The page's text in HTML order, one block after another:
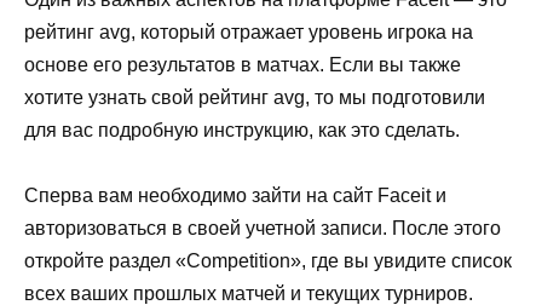
рейтинг avg, который отражает уровень игрока на
основе его результатов в матчах. Если вы также
хотите узнать свой рейтинг avg, то мы подготовили
для вас подробную инструкцию, как это сделать.
Сперва вам необходимо зайти на сайт Faceit и
авторизоваться в своей учетной записи. После этого
откройте раздел «Competition», где вы увидите список
всех ваших прошлых матчей и текущих турниров.